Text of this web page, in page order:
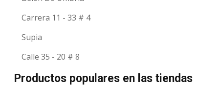
Carrera 11 - 33 # 4
Supia
Calle 35 - 20 # 8
Productos populares en las tiendas